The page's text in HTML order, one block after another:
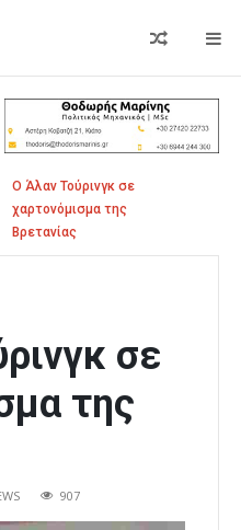
Ο Άλαν Τούρινγκ σε
χαρτονόμισμα της
Βρετανίας
σε
της
907